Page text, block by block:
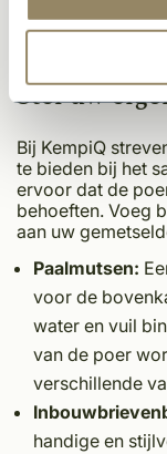
elkaar. Ook
worden in de
Stel uw
Bij KempiQ
te bieden bij het
ervoor dat de
behoeften. Voeg
aan uw
Paalmutsen:
voor de
water en vuil
van de poer
verschillende
handige en